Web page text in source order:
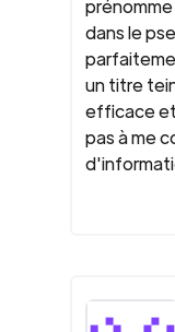
dans le
un titre
efficace
pas à me